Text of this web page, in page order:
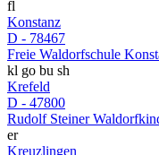
fl
Konstanz
D - 78467
Freie Waldorfschule
kl go bu sh
Krefeld
D - 47800
Rudolf Steiner
er
Kreuzlingen